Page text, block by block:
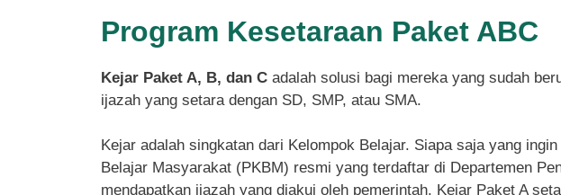
Program Kesetaraan Paket ABC
Kejar Paket A, B, dan C adalah solusi bagi mereka yang sudah
ijazah yang setara dengan SD, SMP, atau SMA.
Kejar adalah singkatan dari Kelompok Belajar. Siapa saja yang
Belajar Masyarakat (PKBM) resmi yang terdaftar di Departemen
mendapatkan ijazah yang diakui oleh pemerintah. Kejar Paket A